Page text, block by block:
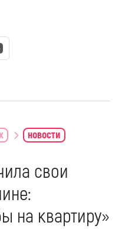
новости
свои
на квартиру»